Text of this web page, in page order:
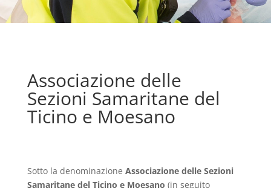
Associazione delle
Sezioni Samaritane del
Ticino e Moesano
Sotto la denominazione Associazione delle Sezioni
Samaritane del Ticino e Moesano (in seguito